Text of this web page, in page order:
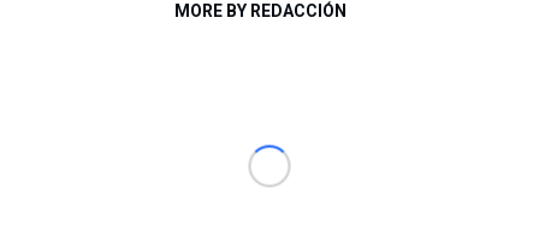
MORE BY REDACCIÓN